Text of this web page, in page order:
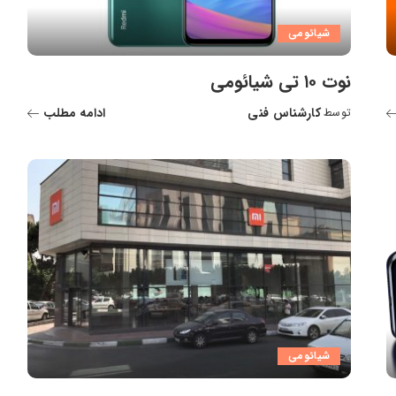
شیائومی
نوت ۱۰ تی شیائومی
ارسال
توسطکارشناس فنی ادامه مطلب
شیائومی